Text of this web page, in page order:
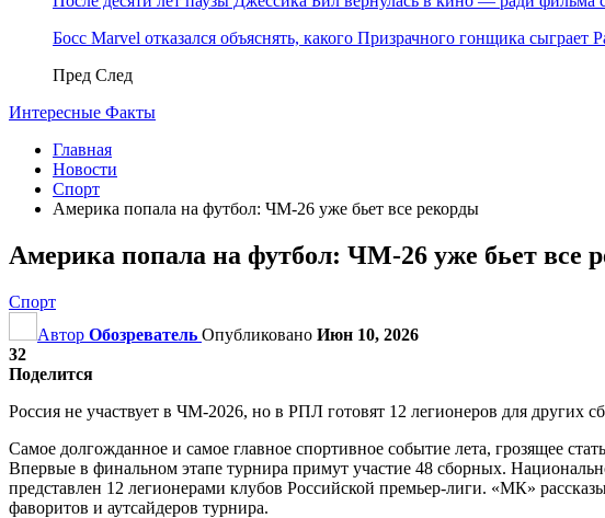
Босс Marvel отказался объяснять, какого Призрачного гонщика сыграет
Пред След
Интересные Факты
Главная
Новости
Спорт
Америка попала на футбол: ЧМ-26 уже бьет все рекорды
Америка попала на футбол: ЧМ-26 уже бьет все
Спорт
Автор Обозреватель Опубликовано Июн 10, 2026
32
Поделится
Россия не участвует в ЧМ-2026, но в РПЛ готовят 12 легионеров для других
Самое долгожданное и самое главное спортивное событие лета, грозящее
Впервые в финальном этапе турнира примут участие 48 сборных.
представлен 12 легионерами клубов Российской премьер-лиги. «МК»
фаворитов и аутсайдеров турнира.